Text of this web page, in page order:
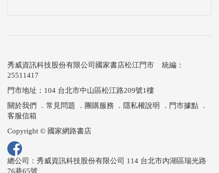
用途。
色的客服中心，也正在發展相關的解決方案。產品主
公共領域，業者針對交通、林務、天災與稅務等領
域，運用AI發展相關的解決方案；教育領域，則有針
對測驗與客製化教材等主題進行產品開發。
社會基礎設施方面，包括「電力、瓦斯、熱能供應、
秀威資訊科技股份有限公司國家書店松江門市 統編：
25511417
門市地址：104 台北市中山區松江路209號1樓
關於我們
． 常見問題 ． 團購服務 ． 隱私權說明 ． 門市據點 ．
客服信箱
Copyright © 國家網路書店
總公司：秀威資訊科技股份有限公司 114 台北市內湖區瑞光路
76巷65號